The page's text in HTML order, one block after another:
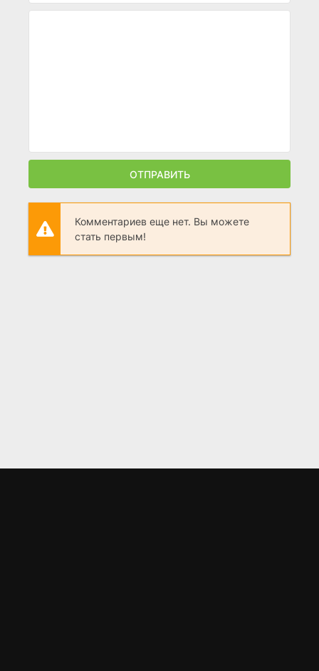
ОТПРАВИТЬ
Комментариев еще нет. Вы можете
стать первым!